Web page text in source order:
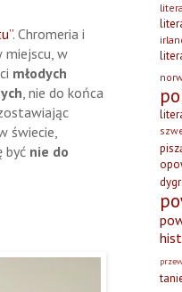
. Chromeria i
w
młodych
, nie do końca
świecie,
być nie do